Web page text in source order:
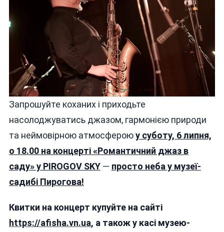
Запрошуйте коханих і приходьте
насолоджуватись джазом, гармонією природи
та неймовірною атмосфероюу суботу, 6 липня,
о 18.00 на концерті «Романтичний джаз в
саду» у PIROGOV SKY— просто неба у музеї-
садибі Пирогова!
Квитки на концерт купуйте на сайті
https://afisha.vn.ua, а такожу касі музею-